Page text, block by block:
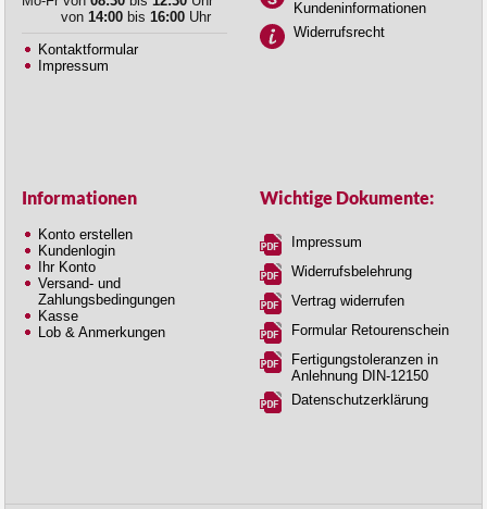
von 14:00 bis 16:00 Uhr
Kontaktformular
Impressum
Kundeninformationen
Widerrufsrecht
Informationen
Konto erstellen
Kundenlogin
Ihr Konto
Versand- und
Zahlungsbedingungen
Kasse
Lob & Anmerkungen
Wichtige Dokumente:
Impressum
Widerrufsbelehrung
Vertrag widerrufen
Formular Retourenschein
Fertigungstoleranzen in
Anlehnung DIN-12150
Datenschutzerklärung